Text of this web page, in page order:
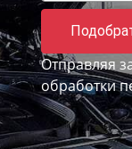
Отправляя
обработки